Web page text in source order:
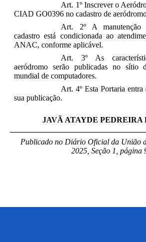
Art. 1º Inscrever o
CIAD GO0396 no cadastro de
Art. 2º A manutenção
cadastro está condicionada ao
ANAC, conforme aplicável.
Art. 3º As
aeródromo serão publicadas no
mundial de computadores.
Art. 4º Esta Portaria
sua publicação.
JAVÃ ATAYDE PEDREIRA
Publicado no Diário Oficial da União
2025, Seção 1, página